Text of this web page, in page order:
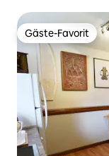
Gäste-Favorit
Gäste-Favorit